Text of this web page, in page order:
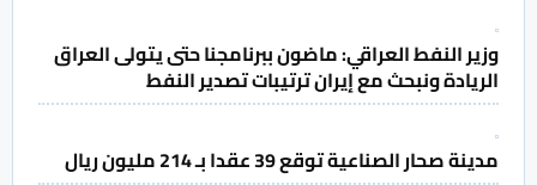
وزير النفط العراقي: ماضون ببرنامجنا حتى يتولى العراق
الريادة ونبحث مع إيران ترتيبات تصدير النفط
مدينة صحار الصناعية توقع 39 عقدا بـ 214 مليون ريال